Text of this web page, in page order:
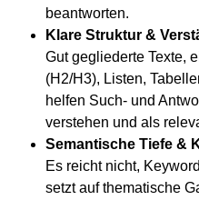
beantworten.
Klare Struktur &
Gut gegliederte Texte,
(H2/H3), Listen,
helfen Such- und
verstehen und als
Semantische Tiefe &
Es reicht nicht,
setzt auf thematische